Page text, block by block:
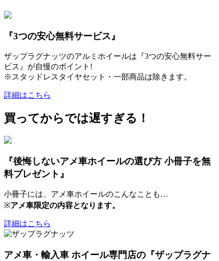
『3つの安心無料サービス』
ザップラグナッツのアルミホイールは『3つの安心無料サー
ビス』が自慢のポイント!
※スタッドレスタイヤセット・一部商品は除きます。
詳細はこちら
買ってからでは遅すぎる！
『後悔しないアメ車ホイールの選び方 小冊子を無
料プレゼント』
小冊子には、アメ車ホイールのこんなことも…
※アメ車限定の内容となります。
詳細はこちら
アメ車・輸入車 ホイール専門店の『ザップラグナ